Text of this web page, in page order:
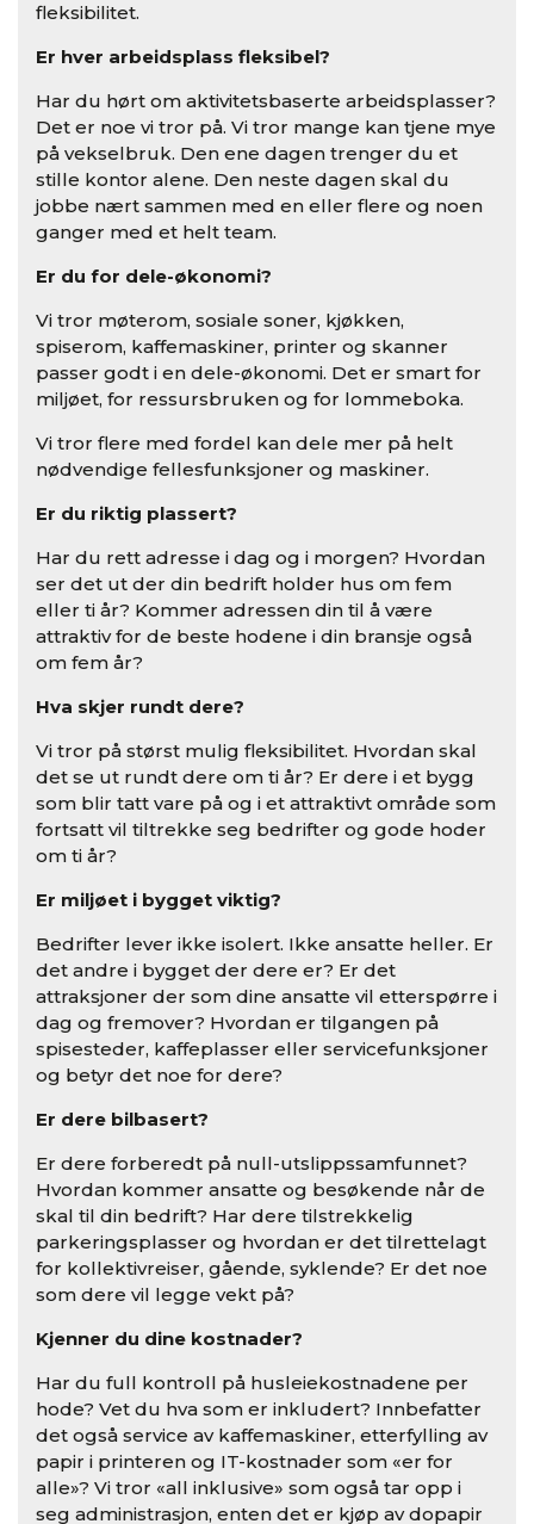
fleksibilitet.
Er hver arbeidsplass fleksibel?
Har du hørt om aktivitetsbaserte arbeidsplasser?
Det er noe vi tror på. Vi tror mange kan tjene mye
på vekselbruk. Den ene dagen trenger du et
stille kontor alene. Den neste dagen skal du
jobbe nært sammen med en eller flere og noen
ganger med et helt team.
Er du for dele-økonomi?
Vi tror møterom, sosiale soner, kjøkken,
spiserom, kaffemaskiner, printer og skanner
passer godt i en dele-økonomi. Det er smart for
miljøet, for ressursbruken og for lommeboka.
Vi tror flere med fordel kan dele mer på helt
nødvendige fellesfunksjoner og maskiner.
Er du riktig plassert?
Har du rett adresse i dag og i morgen? Hvordan
ser det ut der din bedrift holder hus om fem
eller ti år? Kommer adressen din til å være
attraktiv for de beste hodene i din bransje også
om fem år?
Hva skjer rundt dere?
Vi tror på størst mulig fleksibilitet. Hvordan skal
det se ut rundt dere om ti år? Er dere i et bygg
som blir tatt vare på og i et attraktivt område som
fortsatt vil tiltrekke seg bedrifter og gode hoder
om ti år?
Er miljøet i bygget viktig?
Bedrifter lever ikke isolert. Ikke ansatte heller. Er
det andre i bygget der dere er? Er det
attraksjoner der som dine ansatte vil etterspørre i
dag og fremover? Hvordan er tilgangen på
spisesteder, kaffeplasser eller servicefunksjoner
og betyr det noe for dere?
Er dere bilbasert?
Er dere forberedt på null-utslippssamfunnet?
Hvordan kommer ansatte og besøkende når de
skal til din bedrift? Har dere tilstrekkelig
parkeringsplasser og hvordan er det tilrettelagt
for kollektivreiser, gående, syklende? Er det noe
som dere vil legge vekt på?
Kjenner du dine kostnader?
Har du full kontroll på husleiekostnadene per
hode? Vet du hva som er inkludert? Innbefatter
det også service av kaffemaskiner, etterfylling av
papir i printeren og IT-kostnader som «er for
alle»? Vi tror «all inklusive» som også tar opp i
seg administrasjon, enten det er kjøp av dopapir